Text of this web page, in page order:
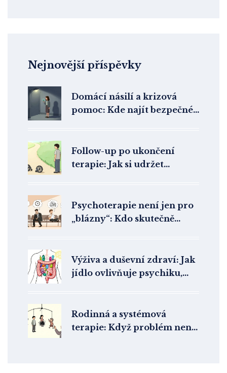
Nejnovější příspěvky
Domácí násilí a krizová
pomoc: Kde najít bezpečné
Follow-up po ukončení
terapie: Jak si udržet
Psychoterapie není jen pro
„blázny“: Kdo skutečně
Výživa a duševní zdraví: Jak
jídlo ovlivňuje psychiku,
Rodinná a systémová
terapie: Když problém není